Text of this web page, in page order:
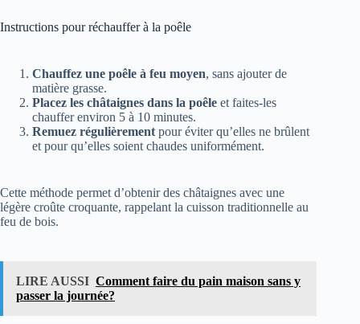
Instructions pour réchauffer à la poêle
Chauffez une poêle à feu moyen, sans ajouter de
matière grasse.
Placez les châtaignes dans la poêle et faites-les
chauffer environ 5 à 10 minutes.
Remuez régulièrement pour éviter qu’elles ne brûlent
et pour qu’elles soient chaudes uniformément.
Cette méthode permet d’obtenir des châtaignes avec une
légère croûte croquante, rappelant la cuisson traditionnelle au
feu de bois.
LIRE AUSSI Comment faire du pain maison sans y
passer la journée?